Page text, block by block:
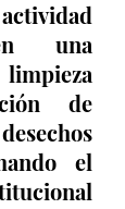
una
de
el